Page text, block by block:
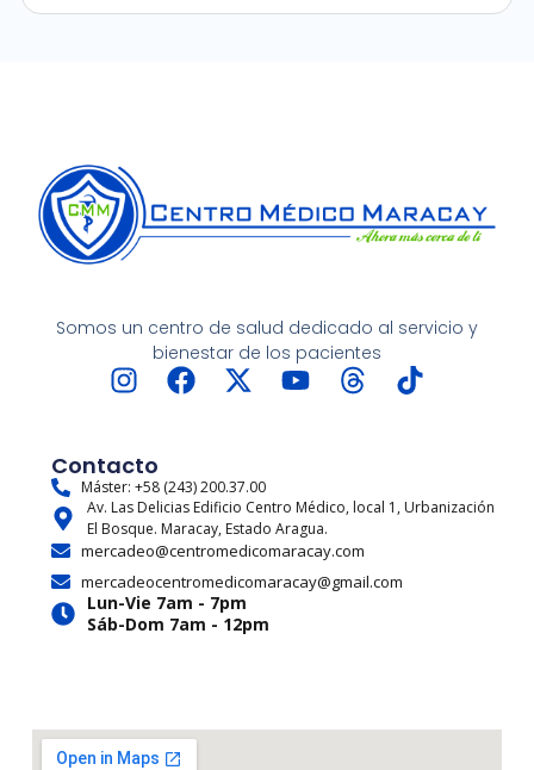
Somos un centro de salud dedicado al servicio y
bienestar de los pacientes
I
t
a
g
r
a
m
F
b
o
o
k
X
i
t
t
e
r
Y
u
b
e
T
a
d
s
T
o
k
Contacto
Máster: +58 (243) 200.37.00
Av. Las Delicias Edificio Centro Médico, local 1, Urbanización
El Bosque. Maracay, Estado Aragua.
mercadeo@centromedicomaracay.com
mercadeocentromedicomaracay@gmail.com
Lun-Vie 7am - 7pm
Sáb-Dom 7am - 12pm